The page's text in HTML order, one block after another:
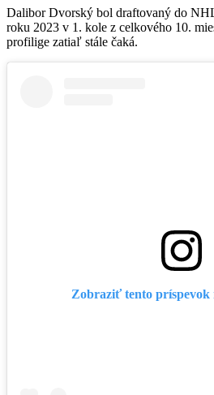
Dalibor Dvorský bol draftovaný do
roku 2023 v 1. kole z celkového 10.
profilige zatiaľ stále čaká.
Zobraziť tento príspevok